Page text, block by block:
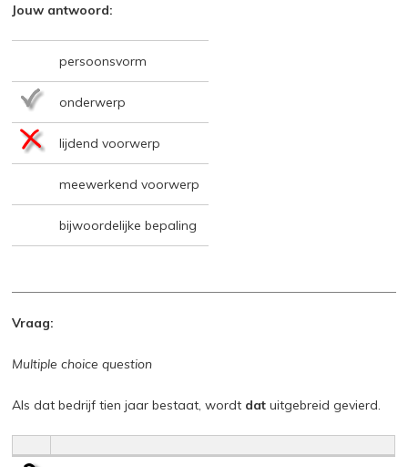
Jouw antwoord:
persoonsvorm
onderwerp
lijdend voorwerp
meewerkend voorwerp
bijwoordelijke bepaling
Vraag:
Multiple choice question
Als dat bedrijf tien jaar bestaat, wordt dat uitgebreid gevierd.